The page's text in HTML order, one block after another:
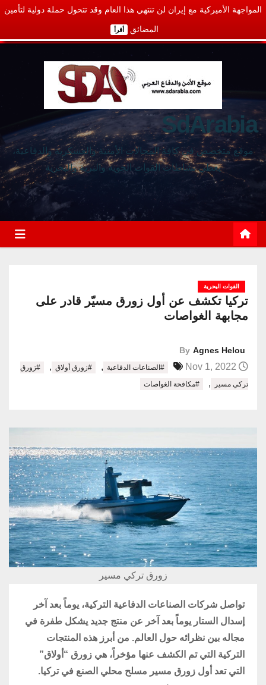
المواجهة الأميركية مع إيران لن تنتهي هذا العام وقد تتحول حملة دولية لتأمين
المضائق أقرأ
SdArabia
موقع متخصص في كافة المجالات الأمنية والعسكرية والدفاعية،
يغطي نشاطات القوات الجوية والبرية والبحرية
القوات البحرية
تركيا تكشف عن أول زورق مسيّر قادر على
مجابهة الغواصات
By Agnes Helou
#الصناعات الدفاعية , #زورق أولاق ,
#زورق
تركي مسير
, #مكافحة الغواصات
زورق تركي مسير
تواصل شركات الصناعات الدفاعية التركية، يوماً بعد آخر
إسدال الستار يوماً بعد آخر عن منتج جديد يشكل طفرة في
مجاله بين نظرائه حول العالم. من أبرز هذه المنتجات
التركية التي تم الكشف عنها مؤخراً، هي زورق “أولاق”
التي تعد أول زورق مسير مسلح محلي الصنع في تركيا.